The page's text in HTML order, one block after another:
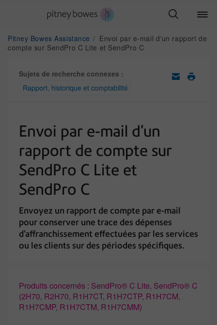
Pitney Bowes Assistance
Envoi par e-mail d'un rapport de
compte sur SendPro C Lite et SendPro C
Sujets de recherche connexes :
Rapport, historique et comptabilité
Envoi par e-mail d'un
rapport de compte sur
SendPro C Lite et
SendPro C
Envoyez un rapport de compte par e-mail
pour conserver une trace des dépenses
d'affranchissement effectuées par les services
ou les clients sur des périodes spécifiques.
Produits concernés : SendPro® C Lite, SendPro® C
(2H70, R2H70, R1H7CT, R1H7CTP, R1H7CM,
R1H7CMP, R1H7CTM, R1H7CMM)